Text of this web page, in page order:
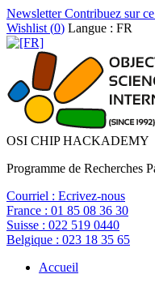
NewsletterContribuez sur
Wishlist (0) Langue : FR
OSI CHIP HACKADEMY
Programme de Recherches
Courriel : Ecrivez-nous
France : 01 85 08 36 30
Suisse : 022 519 0440
Belgique : 023 18 35 65
Accueil